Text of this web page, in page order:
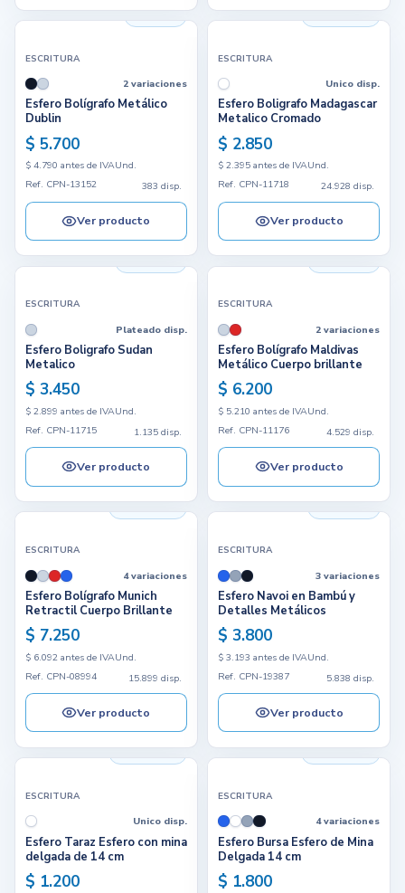
383 disp.
ESCRITURA
2 variaciones
Esfero Bolígrafo Metálico
Dublin
$ 5.700
$ 4.790 antes de IVAUnd.
Ref. CPN-13152
383 disp.
Ver producto
24.928 disp.
ESCRITURA
Unico disp.
Esfero Boligrafo Madagascar
Metalico Cromado
$ 2.850
$ 2.395 antes de IVAUnd.
Ref. CPN-11718
24.928 disp.
Ver producto
ESCRITURA
Plateado disp.
Esfero Boligrafo Sudan
Metalico
$ 3.450
$ 2.899 antes de IVAUnd.
Ref. CPN-11715
1.135 disp.
Ver producto
ESCRITURA
2 variaciones
Esfero Bolígrafo Maldivas
Metálico Cuerpo brillante
$ 6.200
$ 5.210 antes de IVAUnd.
Ref. CPN-11176
4.529 disp.
Ver producto
ESCRITURA
4 variaciones
Esfero Bolígrafo Munich
Retractil Cuerpo Brillante
$ 7.250
$ 6.092 antes de IVAUnd.
Ref. CPN-08994
15.899 disp.
Ver producto
ESCRITURA
3 variaciones
Esfero Navoi en Bambú y
Detalles Metálicos
$ 3.800
$ 3.193 antes de IVAUnd.
Ref. CPN-19387
5.838 disp.
Ver producto
ESCRITURA
Unico disp.
Esfero Taraz Esfero con mina
delgada de 14 cm
$ 1.200
ESCRITURA
4 variaciones
Esfero Bursa Esfero de Mina
Delgada 14 cm
$ 1.800